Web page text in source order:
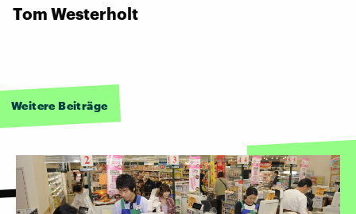
Tom Westerholt
Weitere Beiträge